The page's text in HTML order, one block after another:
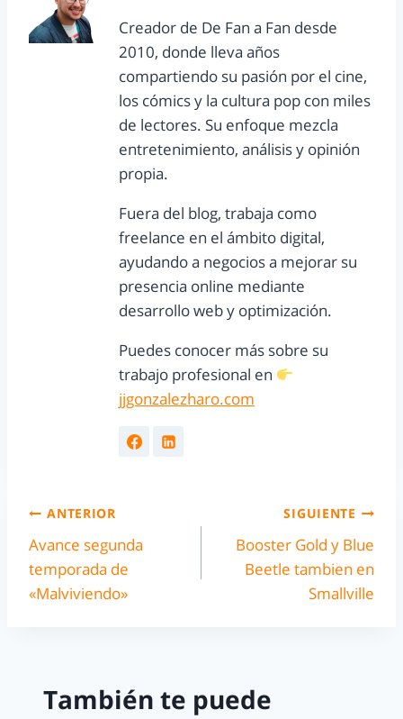
Creador de De Fan a Fan desde
2010, donde lleva años
compartiendo su pasión por el cine,
los cómics y la cultura pop con miles
de lectores. Su enfoque mezcla
entretenimiento, análisis y opinión
propia.
Fuera del blog, trabaja como
freelance en el ámbito digital,
ayudando a negocios a mejorar su
presencia online mediante
desarrollo web y optimización.
Puedes conocer más sobre su
trabajo profesional en
jjgonzalezharo.com
ANTERIOR
Avance segunda
temporada de
«Malviviendo»
SIGUIENTE
Booster Gold y Blue
Beetle tambien en
Smallville
También te puede